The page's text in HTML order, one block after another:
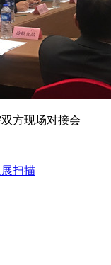
方现场对接会
扫描